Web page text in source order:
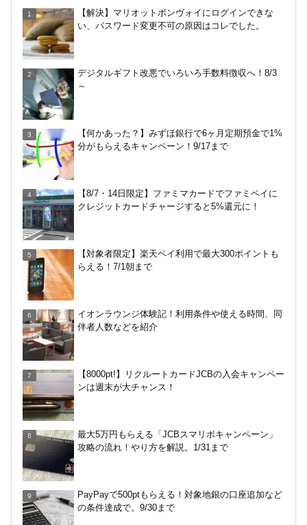
らえる！7/1朝まで
日特典を駆使して節約しよう
分がもらえるキャンペーン！9/17まで
り場やメリット・デメリットを解説
け4％増量！Yahoo!ふるさと納税で使おう
や違約金は？
後の対応、仕上がり時間などまとめ
換する方法！重要注意点あり
い、パスワード変更不可の原因はコレでした。
【解決】マリオットボンヴォイにログインできな
い、パスワード変更不可の原因はコレでした。
デジタルギフト改悪でいろいろ手数料徴収へ！8/3
～
【何かあった？】みずほ銀行で6ヶ月定期預金で1%
分がもらえるキャンペーン！9/17まで
【8/7・14日限定】ファミマカードでファミペイに
クレジットカードチャージすると5%還元に！
【対象者限定】楽天ペイ利用で最大300ポイントも
らえる！7/1朝まで
イオンラウンジ体験記！利用条件や使える時間、同
伴者人数などを紹介
【8000pt!】リクルートカードJCBの入会キャンペー
ンは週末が大チャンス！
最大5万円もらえる「JCBスマリボキャンペーン」
攻略の流れ！やり方を解説。1/31まで
PayPayで500ptもらえる！対象地銀の口座追加など
の条件達成で。9/30まで